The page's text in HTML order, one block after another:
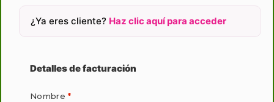
¿Ya eres cliente? Haz clic aquí para acceder
Detalles de facturación
Nombre*